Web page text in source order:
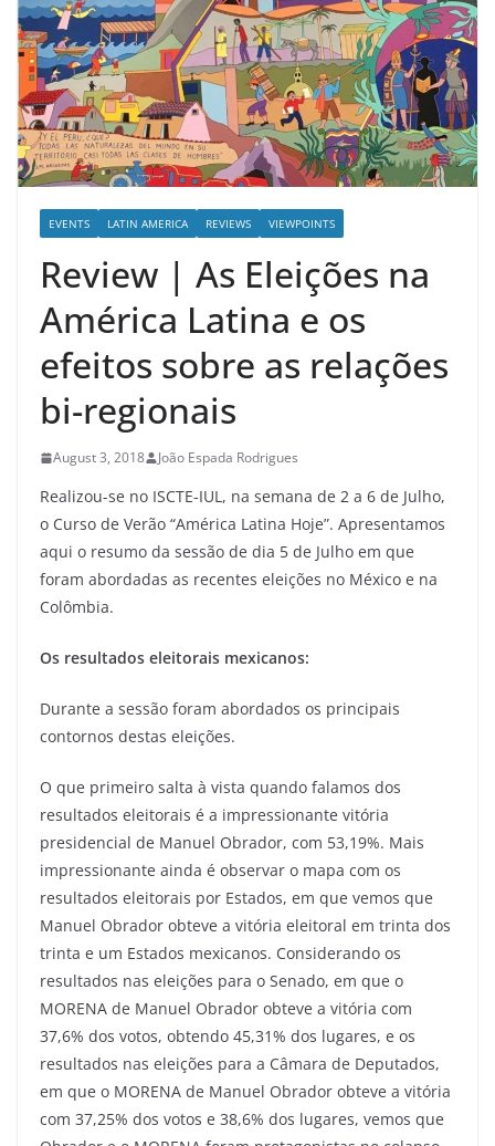
EVENTS LATIN AMERICA REVIEWS VIEWPOINTS
Review | As Eleições na
América Latina e os
efeitos sobre as relações
bi-regionais
August 3, 2018 João Espada Rodrigues
Realizou-se no ISCTE-IUL, na semana de 2 a 6 de Julho,
o Curso de Verão “América Latina Hoje”. Apresentamos
aqui o resumo da sessão de dia 5 de Julho em que
foram abordadas as recentes eleições no México e na
Colômbia.
Os resultados eleitorais mexicanos:
Durante a sessão foram abordados os principais
contornos destas eleições.
O que primeiro salta à vista quando falamos dos
resultados eleitorais é a impressionante vitória
presidencial de Manuel Obrador, com 53,19%. Mais
impressionante ainda é observar o mapa com os
resultados eleitorais por Estados, em que vemos que
Manuel Obrador obteve a vitória eleitoral em trinta dos
trinta e um Estados mexicanos. Considerando os
resultados nas eleições para o Senado, em que o
MORENA de Manuel Obrador obteve a vitória com
37,6% dos votos, obtendo 45,31% dos lugares, e os
resultados nas eleições para a Câmara de Deputados,
em que o MORENA de Manuel Obrador obteve a vitória
com 37,25% dos votos e 38,6% dos lugares, vemos que